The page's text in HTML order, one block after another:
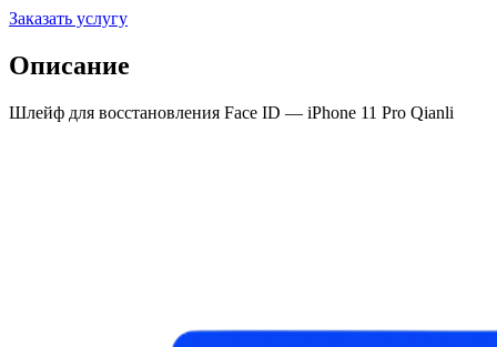
Заказать услугу
Описание
Шлейф для восстановления Face ID — iPhone 11 Pro Qianli